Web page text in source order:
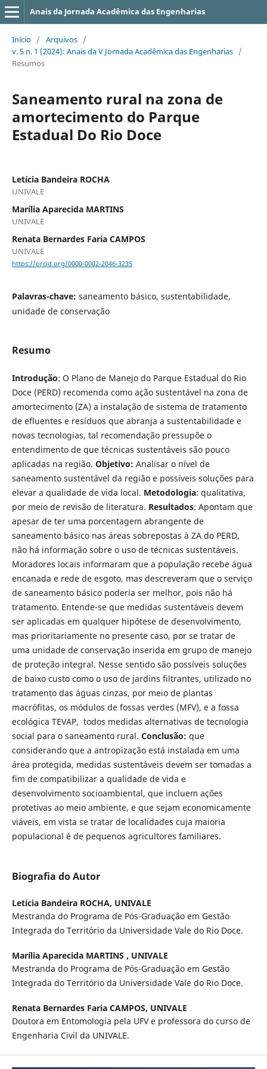
Anais da Jornada Acadêmica das Engenharias
Início / Arquivos /
v. 5 n. 1 (2024): Anais da V Jornada Acadêmica das Engenharias /
Resumos
Saneamento rural na zona de
amortecimento do Parque
Estadual Do Rio Doce
Letícia Bandeira ROCHA
UNIVALE
Marília Aparecida MARTINS
UNIVALE
Renata Bernardes Faria CAMPOS
UNIVALE
https://orcid.org/0000-0002-2046-3235
Palavras-chave: saneamento básico, sustentabilidade,
unidade de conservação
Resumo
Introdução: O Plano de Manejo do Parque Estadual do Rio
Doce (PERD) recomenda como ação sustentável na zona de
amortecimento (ZA) a instalação de sistema de tratamento
de efluentes e resíduos que abranja a sustentabilidade e
novas tecnologias, tal recomendação pressupõe o
entendimento de que técnicas sustentáveis são pouco
aplicadas na região. Objetivo: Analisar o nível de
saneamento sustentável da região e possíveis soluções para
elevar a qualidade de vida local. Metodologia: qualitativa,
por meio de revisão de literatura. Resultados: Apontam que
apesar de ter uma porcentagem abrangente de
saneamento básico nas áreas sobrepostas à ZA do PERD,
não há informação sobre o uso de técnicas sustentáveis.
Moradores locais informaram que a população recebe água
encanada e rede de esgoto, mas descreveram que o serviço
de saneamento básico poderia ser melhor, pois não há
tratamento. Entende-se que medidas sustentáveis devem
ser aplicadas em qualquer hipótese de desenvolvimento,
mas prioritariamente no presente caso, por se tratar de
uma unidade de conservação inserida em grupo de manejo
de proteção integral. Nesse sentido são possíveis soluções
de baixo custo como o uso de jardins filtrantes, utilizado no
tratamento das águas cinzas, por meio de plantas
macrófitas, os módulos de fossas verdes (MFV), e a fossa
ecológica TEVAP, todos medidas alternativas de tecnologia
social para o saneamento rural. Conclusão: que
considerando que a antropização está instalada em uma
área protegida, medidas sustentáveis devem ser tomadas a
fim de compatibilizar a qualidade de vida e
desenvolvimento socioambiental, que incluem ações
protetivas ao meio ambiente, e que sejam economicamente
viáveis, em vista se tratar de localidades cuja maioria
populacional é de pequenos agricultores familiares.
Biografia do Autor
Letícia Bandeira ROCHA, UNIVALE
Mestranda do Programa de Pós-Graduação em Gestão
Integrada do Território da Universidade Vale do Rio Doce.
Marília Aparecida MARTINS , UNIVALE
Mestranda do Programa de Pós-Graduação em Gestão
Integrada do Território da Universidade Vale do Rio Doce.
Renata Bernardes Faria CAMPOS, UNIVALE
Doutora em Entomologia pela UFV e professora do curso de
Engenharia Civil da UNIVALE.